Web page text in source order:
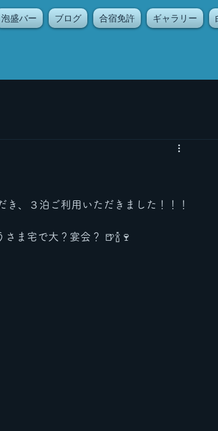
泡盛バー ブログ 合宿免許 ギャラリー
、３泊ご利用いただきました！！！
ま宅で大？宴会？ 🍺🍾🍷